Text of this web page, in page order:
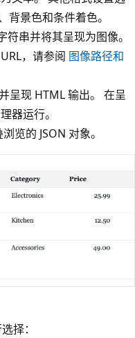
背景色和条件着色。
串并将其呈现为图像。
，请参阅 图像路径和
呈现 HTML 输出。 在呈
器运行。
览的 JSON 对象。
择：